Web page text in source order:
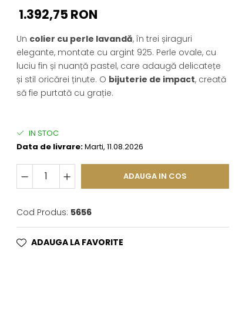
1.392,75 RON
Un colier cu perle lavandă, în trei șiraguri
elegante, montate cu argint 925. Perle ovale, cu
luciu fin și nuanță pastel, care adaugă delicatețe
și stil oricărei ținute. O bijuterie de impact, creată
să fie purtată cu grație.
IN STOC
Data de livrare:Marti, 11.08.2026
ADAUGA IN COS
Cod Produs: 5656
ADAUGA LA FAVORITE